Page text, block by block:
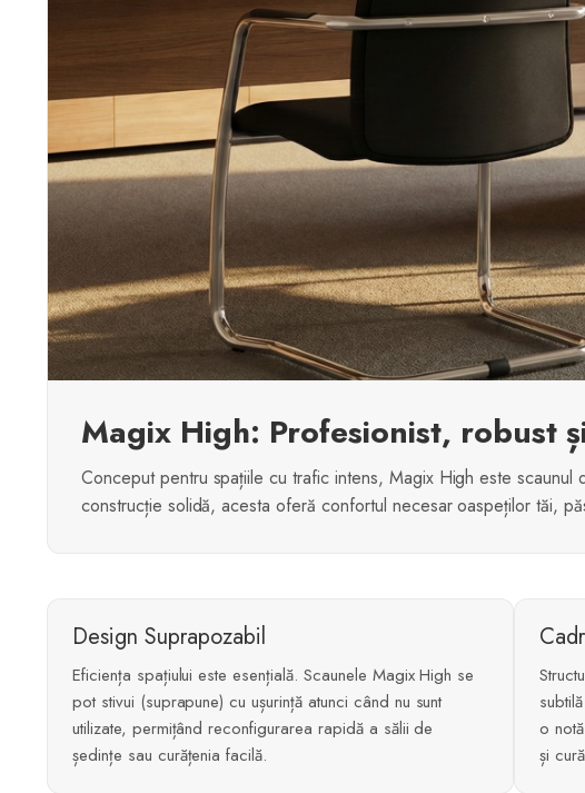
Magix High: Profesionist, robust
Conceput pentru spațiile cu trafic intens, Magix High este
construcție solidă, acesta oferă confortul necesar oaspeților tăi,
Design Suprapozabil
Eficiența spațiului este esențială. Scaunele Magix High se
pot stivui (suprapune) cu ușurință atunci când nu sunt
utilizate, permițând reconfigurarea rapidă a sălii de
ședințe sau curățenia facilă.
o
și